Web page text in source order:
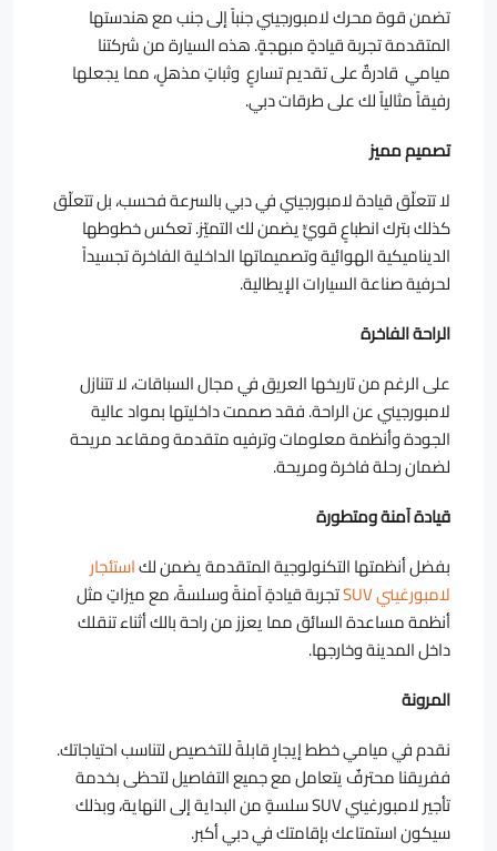
تضمن قوة محرك لامبورجيني جنباً إلى جنب مع هندستها
المتقدمة تجربة قيادةٍ مبهجةٍِ. هذه السيارة من شركتنا
ميامي قادرةٌ على تقديم تسارعٍ وثباتٍ مذهلٍ، مما يجعلها
رفيقاً مثالياً لك على طرقات دبي.
تصميم مميز
لا تتعلّق قيادة لامبورجيني في دبي بالسرعة فحسب، بل تتعلّق
كذلك بترك انطباعٍ قويٍّ يضمن لك التميّز. تعكس خطوطها
الديناميكية الهوائية وتصميماتها الداخلية الفاخرة تجسيداً
لحرفية صناعة السيارات الإيطالية.
الراحة الفاخرة
على الرغم من تاريخها العريق في مجال السباقات، لا تتنازل
لامبورجيني عن الراحة. فقد صممت داخليتها بمواد عالية
الجودة وأنظمة معلومات وترفيه متقدمة ومقاعد مريحة
لضمان رحلة فاخرة ومريحة.
قيادة آمنة ومتطورة
بفضل أنظمتها التكنولوجية المتقدمة يضمن لكاستئجار
لامبورغيني SUV
تجربة قيادةٍ آمنةً وسلسةً، مع ميزاتٍ مثل
أنظمة مساعدة السائق مما يعزز من راحة بالك أثناء تنقلك
داخل المدينة وخارجها.
المرونة
نقدم في ميامي خطط إيجارٍ قابلةً للتخصيص لتناسب احتياجاتك.
ففريقنا محترفٌ يتعامل مع جميع التفاصيل لتحظى بخدمة
تأجير لامبورغيني SUV سلسةٍ من البداية إلى النهاية، وبذلك
سيكون استمتاعك بإقامتك في دبي أكبر.